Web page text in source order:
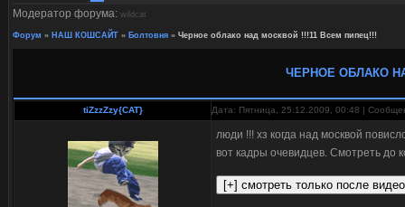
Модератор форума: wildcat
Форум » НАШ КОШСАЙТ » Болтовня » Черное облако над москвой !!!11 Всем пипец!!!
ЧЕРНОЕ ОБЛАКО
tiZzzZzy{CAT} Дата: Пятница, 25.12.2009, 00:48 |
люди !!! хз когда над москвой
вот кадры очевидцев. Смотреть до